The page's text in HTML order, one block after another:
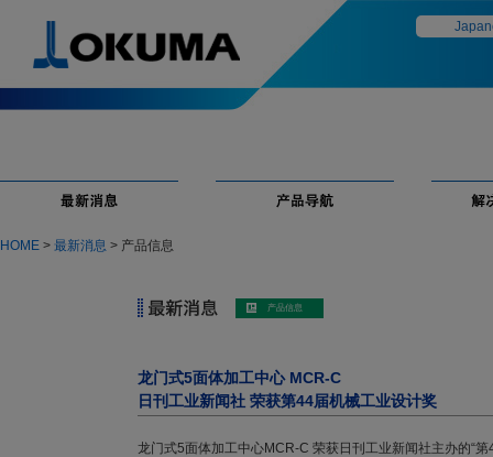
HOME > 最新消息 > 产品信息
龙门式5面体加工中心 MCR-C
日刊工业新闻社 荣获第44届机械工业设计奖
龙门式5面体加工中心MCR-C 荣获日刊工业新闻社主办的“